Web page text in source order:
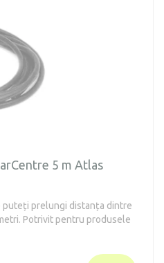
5 m Atlas
puteți prelungi distanța dintre
Potrivit pentru produsele